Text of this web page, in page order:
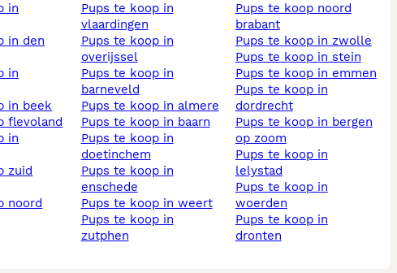
in beek
flevoland
pups te koop in
vlaardingen
pups te koop in
overijssel
pups te koop in
barneveld
pups te koop in almere
pups te koop in baarn
pups te koop in
doetinchem
pups te koop in
enschede
pups te koop in weert
pups te koop in
zutphen
pups te koop noord
brabant
pups te koop in zwolle
pups te koop in stein
pups te koop in emmen
pups te koop in
dordrecht
pups te koop in bergen
op zoom
pups te koop in
lelystad
pups te koop in
woerden
pups te koop in
dronten